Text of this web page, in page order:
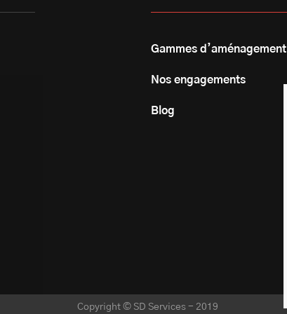
Gammes d’aménagement
Nos engagements
Blog
Copyright © SD Services - 2019